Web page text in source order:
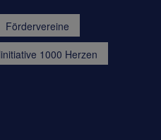
Fördervereine
1000 Herzen